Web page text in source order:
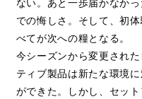
ない。あと一歩届かなか
での悔しさ。そして、初
べてが次への糧となる。
今シーズンから変更され
ティブ製品は新たな環境
ができた。しかし、セッ